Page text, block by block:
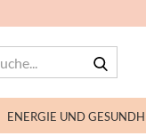
ENERGIE UND